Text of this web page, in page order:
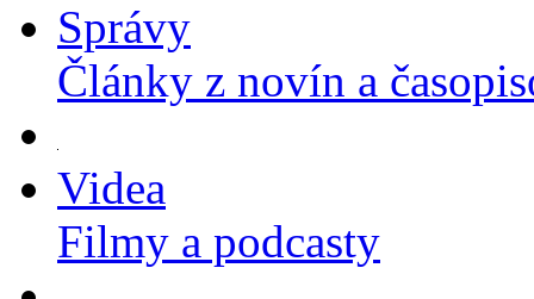
Správy
Články z novín a
Videa
Filmy a podcasty